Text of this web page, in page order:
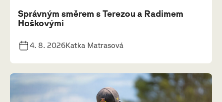
Správným směrem s Terezou a Radimem
Hoškovými
4. 8. 2026Katka Matrasová